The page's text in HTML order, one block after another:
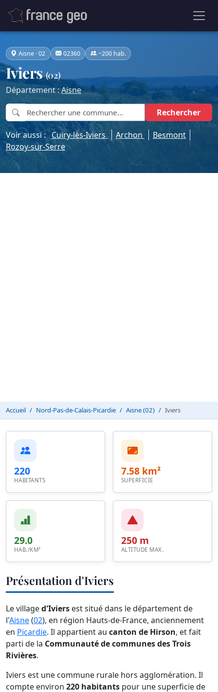
Aisne · 02 02360 ~200 hab.
Iviers(02)
Département :Aisne
Rechercher
Voir aussi : Cuiry-lès-Iviers Archon
Besmont
Rozoy-sur-Serre
Accueil Nord-Pas-de-Calais-Picardie Aisne (02) Iviers
220
HABITANTS
7.58 km²
SUPERFICIE
29.0
HAB./KM²
250 m
ALTITUDE MAX.
Présentation d'Iviers
Le villaged'Iviers est situé dans le département de
l'Aisne(02), en région Hauts-de-France, anciennement
en Picardie. Il appartient au canton de Hirson, et fait
parti de la Communauté de communes des Trois
Rivières.
Iviers est une commune rurale hors agglomération. Il
compte environ 220 habitants pour une superficie de